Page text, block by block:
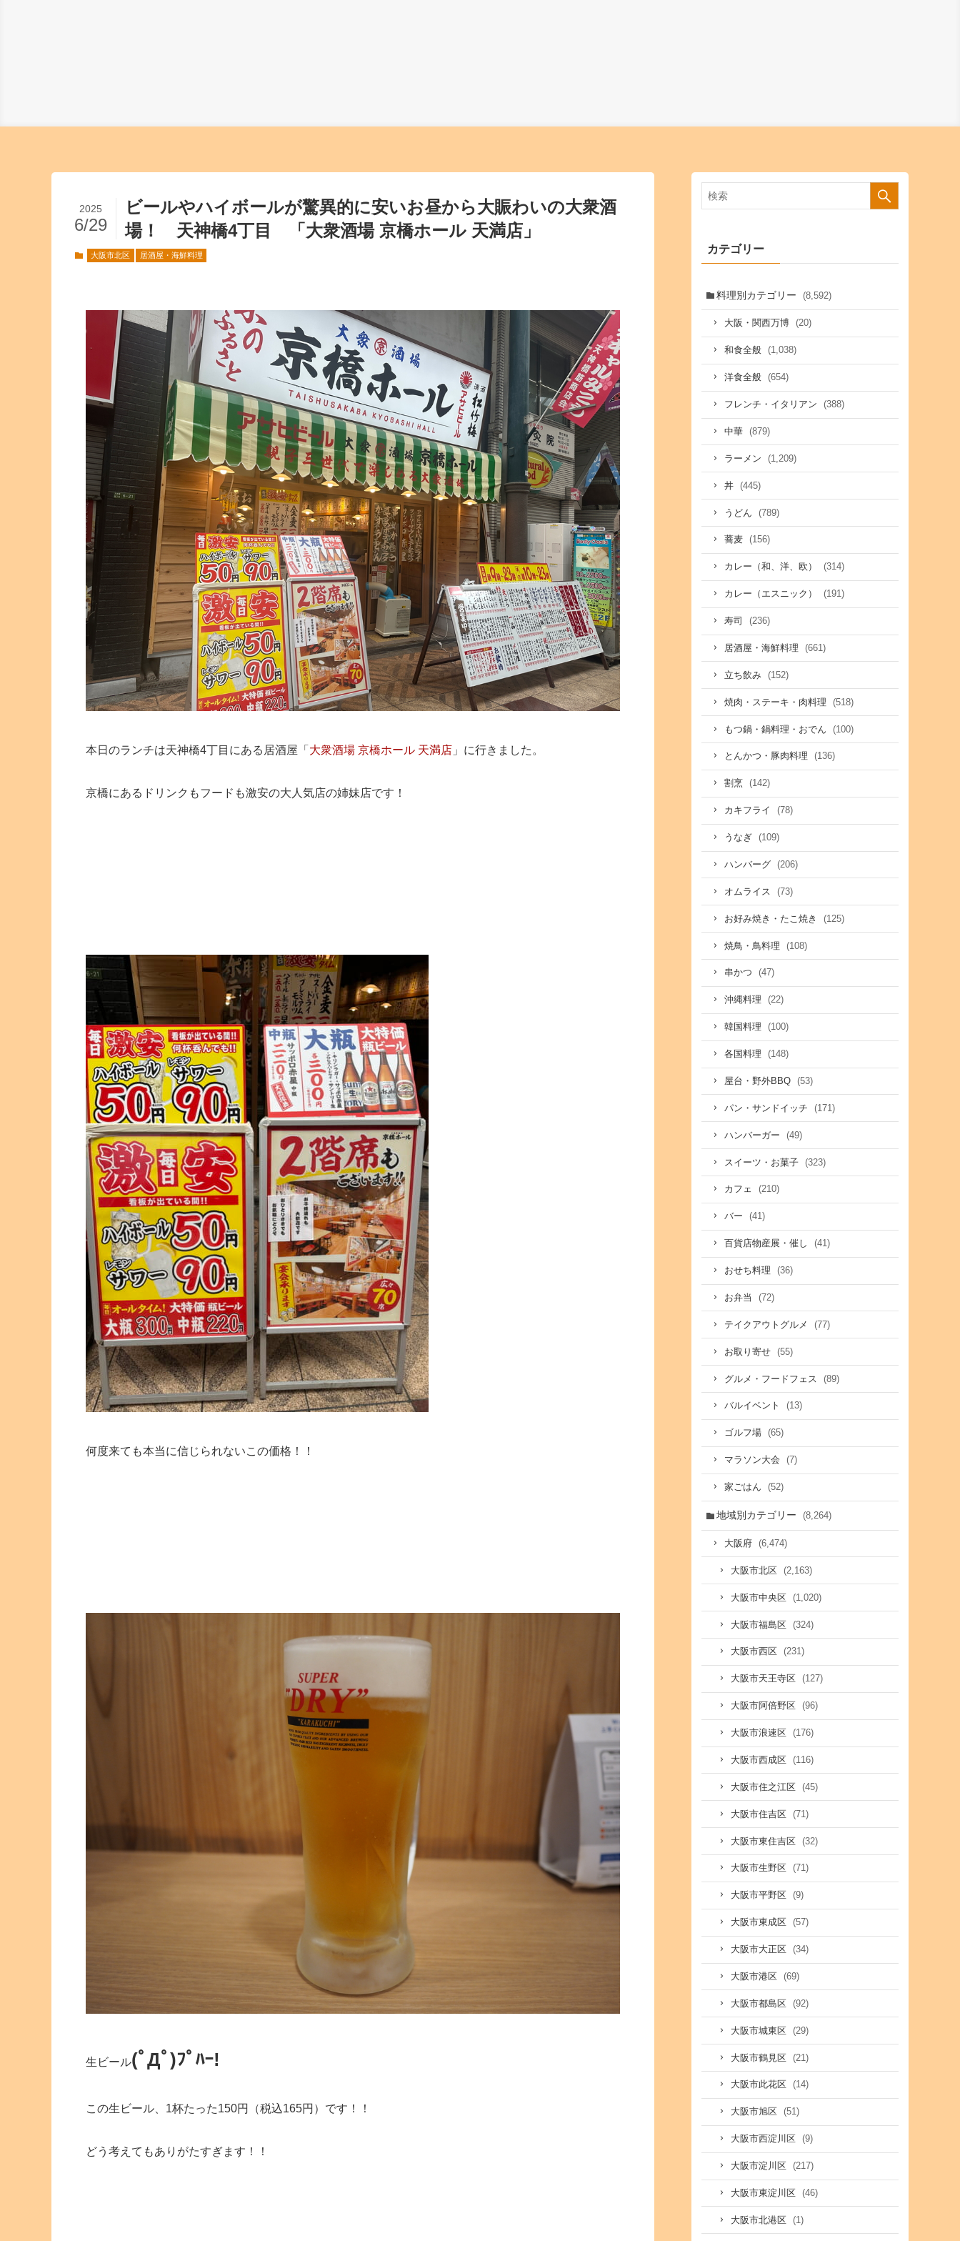
ビールやハイボールが驚異的に安いお昼から大賑わいの大衆酒
場！ 天神橋4丁目 「大衆酒場 京橋ホール 天満店」
2025
6/29
大阪市北区 居酒屋・海鮮料理
本日のランチは天神橋4丁目にある居酒屋「 大衆酒場 京橋ホール 天満店 」に行きました。
京橋にあるドリンクもフードも激安の大人気店の姉妹店です！
何度来ても本当に信じられないこの価格！！
生ビール(ﾟДﾟ)ﾌﾟﾊｰ!
この生ビール、1杯たった150円（税込165円）です！！
どう考えてもありがたすぎます！！
カテゴリー
料理別カテゴリー (8,592)
大阪・関西万博 (20)
和食全般 (1,038)
洋食全般 (654)
フレンチ・イタリアン (388)
中華 (879)
ラーメン (1,209)
丼 (445)
うどん (789)
蕎麦 (156)
カレー（和、洋、欧） (314)
カレー（エスニック） (191)
寿司 (236)
居酒屋・海鮮料理 (661)
立ち飲み (152)
焼肉・ステーキ・肉料理 (518)
もつ鍋・鍋料理・おでん (100)
とんかつ・豚肉料理 (136)
割烹 (142)
カキフライ (78)
うなぎ (109)
ハンバーグ (206)
オムライス (73)
お好み焼き・たこ焼き (125)
焼鳥・鳥料理 (108)
串かつ (47)
沖縄料理 (22)
韓国料理 (100)
各国料理 (148)
屋台・野外BBQ (53)
パン・サンドイッチ (171)
ハンバーガー (49)
スイーツ・お菓子 (323)
カフェ (210)
バー (41)
百貨店物産展・催し (41)
おせち料理 (36)
お弁当 (72)
テイクアウトグルメ (77)
お取り寄せ (55)
グルメ・フードフェス (89)
バルイベント (13)
ゴルフ場 (65)
マラソン大会 (7)
家ごはん (52)
地域別カテゴリー (8,264)
大阪府 (6,474)
大阪市北区 (2,163)
大阪市中央区 (1,020)
大阪市福島区 (324)
大阪市西区 (231)
大阪市天王寺区 (127)
大阪市阿倍野区 (96)
大阪市浪速区 (176)
大阪市西成区 (116)
大阪市住之江区 (45)
大阪市住吉区 (71)
大阪市東住吉区 (32)
大阪市生野区 (71)
大阪市平野区 (9)
大阪市東成区 (57)
大阪市大正区 (34)
大阪市港区 (69)
大阪市都島区 (92)
大阪市城東区 (29)
大阪市鶴見区 (21)
大阪市此花区 (14)
大阪市旭区 (51)
大阪市西淀川区 (9)
大阪市淀川区 (217)
大阪市東淀川区 (46)
大阪市北港区 (1)